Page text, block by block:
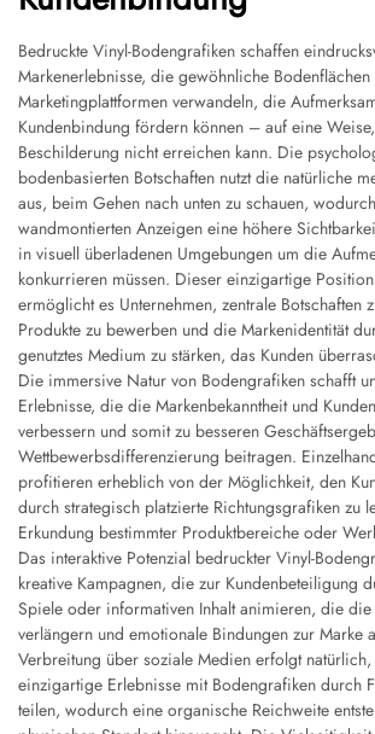
Bedruckte Vinyl-Bodengrafiken schaffen
Markenerlebnisse, die gewöhnliche
Marketingplattformen verwandeln, die
Kundenbindung fördern können – auf eine
Beschilderung nicht erreichen kann. Die
bodenbasierten Botschaften nutzt die natürliche
aus, beim Gehen nach unten zu schauen,
wandmontierten Anzeigen eine höhere
in visuell überladenen Umgebungen um die
konkurrieren müssen. Dieser einzigartige
ermöglicht es Unternehmen, zentrale Botschaften
Produkte zu bewerben und die Markenidentität
genutztes Medium zu stärken, das Kunden
Die immersive Natur von Bodengrafiken schafft
Erlebnisse, die die Markenbekanntheit und
verbessern und somit zu besseren
Wettbewerbsdifferenzierung beitragen.
profitieren erheblich von der Möglichkeit, den
durch strategisch platzierte Richtungsgrafiken zu
Erkundung bestimmter Produktbereiche oder
Das interaktive Potenzial bedruckter Vinyl-
kreative Kampagnen, die zur Kundenbeteiligung
Spiele oder informativen Inhalt animieren, die die
verlängern und emotionale Bindungen zur Marke
Verbreitung über soziale Medien erfolgt natürlich,
einzigartige Erlebnisse mit Bodengrafiken durch
teilen, wodurch eine organische Reichweite